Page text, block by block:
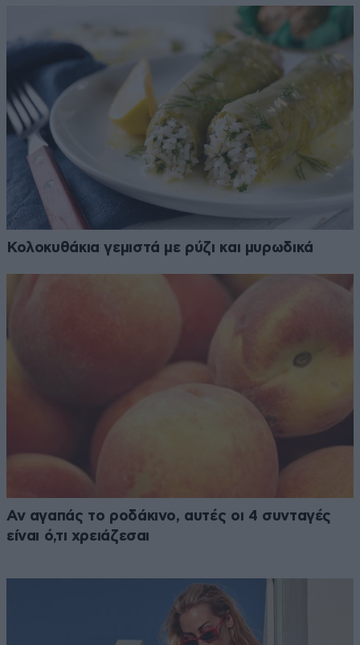
Κολοκυθάκια γεμιστά με ρύζι και μυρωδικά
Αν αγαπάς το ροδάκινο, αυτές οι 4 συνταγές
είναι ό,τι χρειάζεσαι